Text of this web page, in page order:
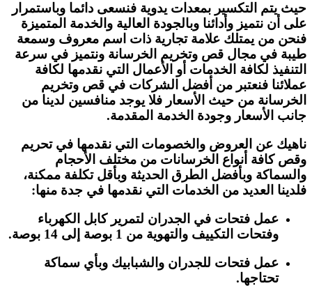
حيث يتم التكسير بمعدات يدوية فنسعى دائما وباستمرار
على أن نتميز وأدائنا وبالجودة العالية والخدمة المتميزة
فنحن من يمتلك علامة تجارية ذات اسم معروف وسمعة
طيبة في مجال قص وتخريم الخرسانة ونتميز في سرعة
التنفيذ لكافة الخدمات أو الأعمال التي نقدمها لكافة
عملائنا فنعتبر من أفضل الشركات في قص وتخريم
الخرسانة من حيث الأسعار فلا يوجد منافسين لدينا من
جانب الأسعار وجودة الخدمة المقدمة.
ناهيك عن العروض والخصومات التي نقدمها في تحريم
وقص كافة أنواع الخرسانات من مختلف الأحجام
والسماكة وبأفضل الطرق الحديثة وبأقل تكلفة ممكنة،
فلدينا العديد من الخدمات التي نقدمها في جدة منها:
عمل فتحات في الجدران لتمرير كابل الكهرباء
وفتحات التكييف والتهوية من 1 بوصة إلى 14 بوصة.
عمل فتحات للجدران والشبابيك وبأي سماكة
تحتاجها.